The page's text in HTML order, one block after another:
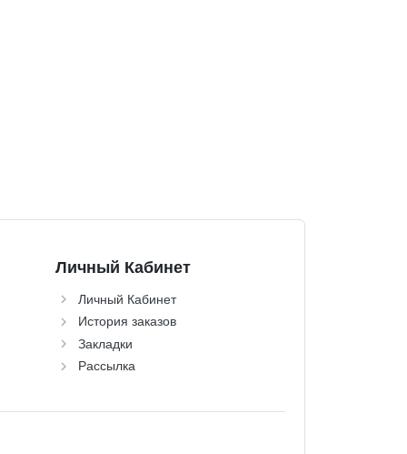
Личный Кабинет
Личный Кабинет
История заказов
Закладки
Рассылка